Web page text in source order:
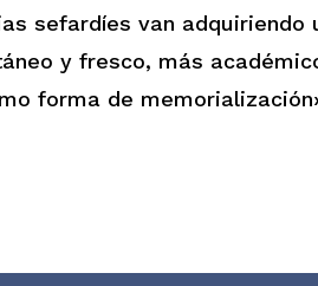
sefardíes van adquiriendo
y fresco, más
forma de